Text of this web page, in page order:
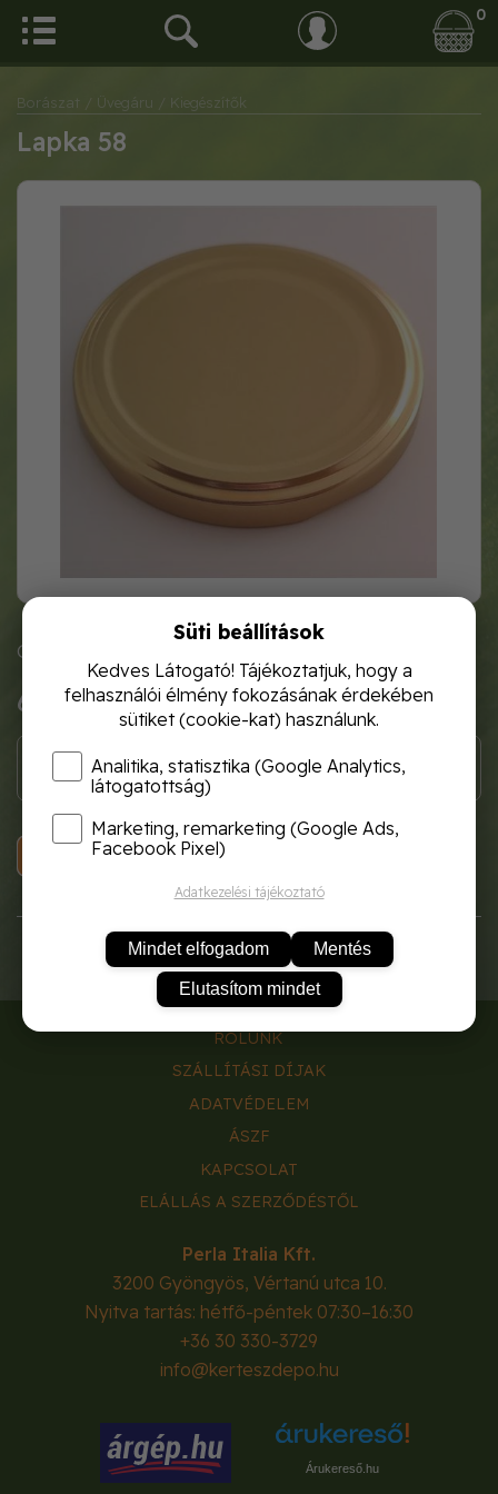
0
Borászat / Üvegáru / Kiegészítők
Lapka 58
Cikkszám: lapka 58
60 Ft
KOSÁRBA
RÓLUNK
SZÁLLÍTÁSI DÍJAK
ADATVÉDELEM
ÁSZF
KAPCSOLAT
ELÁLLÁS A SZERZŐDÉSTŐL
Perla Italia Kft.
3200 Gyöngyös, Vértanú utca 10.
Nyitva tartás: hétfő-péntek 07:30–16:30
+36 30 330-3729
info@kerteszdepo.hu
Árukereső.hu
Süti beállítások
Kedves Látogató! Tájékoztatjuk, hogy a
felhasználói élmény fokozásának érdekében
sütiket (cookie-kat) használunk.
Analitika, statisztika (Google Analytics,
látogatottság)
Marketing, remarketing (Google Ads,
Facebook Pixel)
Adatkezelési tájékoztató
Mindet elfogadom Mentés
Elutasítom mindet